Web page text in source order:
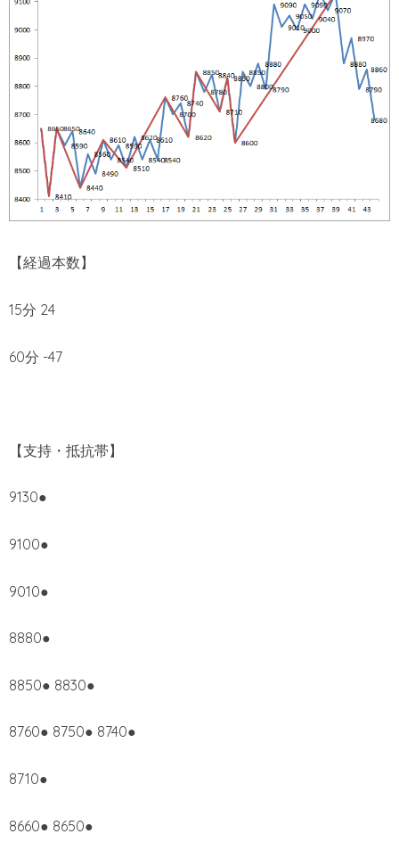
【経過本数】
15分 24
60分 -47
【支持・抵抗帯】
9130●
9100●
9010●
8880●
8850● 8830●
8760● 8750● 8740●
8710●
8660● 8650●